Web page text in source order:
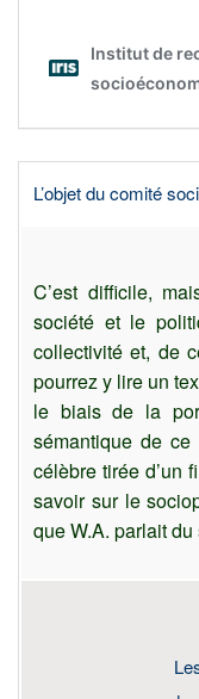
L’objet du comité
C’est difficile,
société et le
collectivité et, de
pourrez y lire un
le biais de la
sémantique de
célèbre tirée d’un
savoir sur le
que W.A. parlait